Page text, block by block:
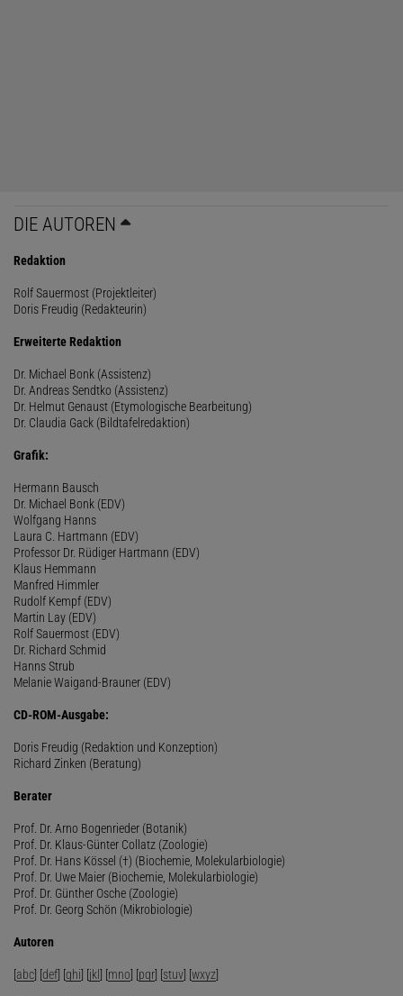
DIE AUTOREN
Redaktion
Rolf Sauermost (Projektleiter)
Doris Freudig (Redakteurin)
Erweiterte Redaktion
Dr. Michael Bonk (Assistenz)
Dr. Andreas Sendtko (Assistenz)
Dr. Helmut Genaust (Etymologische Bearbeitung)
Dr. Claudia Gack (Bildtafelredaktion)
Grafik:
Hermann Bausch
Dr. Michael Bonk (EDV)
Wolfgang Hanns
Laura C. Hartmann (EDV)
Professor Dr. Rüdiger Hartmann (EDV)
Klaus Hemmann
Manfred Himmler
Rudolf Kempf (EDV)
Martin Lay (EDV)
Rolf Sauermost (EDV)
Dr. Richard Schmid
Hanns Strub
Melanie Waigand-Brauner (EDV)
CD-ROM-Ausgabe:
Doris Freudig (Redaktion und Konzeption)
Richard Zinken (Beratung)
Berater
Prof. Dr. Arno Bogenrieder (Botanik)
Prof. Dr. Klaus-Günter Collatz (Zoologie)
Prof. Dr. Hans Kössel (†) (Biochemie, Molekularbiologie)
Prof. Dr. Uwe Maier (Biochemie, Molekularbiologie)
Prof. Dr. Günther Osche (Zoologie)
Prof. Dr. Georg Schön (Mikrobiologie)
Autoren
[abc] [def] [ghi] [jkl] [mno] [pqr] [stuv] [wxyz]